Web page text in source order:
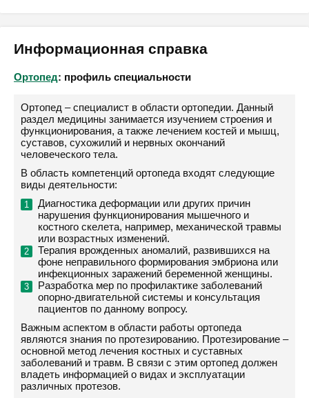
Информационная справка
Ортопед: профиль специальности
Ортопед – специалист в области ортопедии. Данный
раздел медицины занимается изучением строения и
функционирования, а также лечением костей и мышц,
суставов, сухожилий и нервных окончаний
человеческого тела.
В область компетенций ортопеда входят следующие
виды деятельности:
Диагностика деформации или других причин
нарушения функционирования мышечного и
костного скелета, например, механической травмы
или возрастных изменений.
Терапия врожденных аномалий, развившихся на
фоне неправильного формирования эмбриона или
инфекционных заражений беременной женщины.
Разработка мер по профилактике заболеваний
опорно-двигательной системы и консультация
пациентов по данному вопросу.
Важным аспектом в области работы ортопеда
являются знания по протезированию. Протезирование –
основной метод лечения костных и суставных
заболеваний и травм. В связи с этим ортопед должен
владеть информацией о видах и эксплуатации
различных протезов.